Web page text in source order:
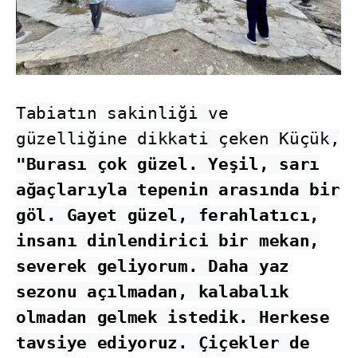
Tabiatın sakinliği ve
güzelliğine dikkati çeken Küçük,
"Burası çok güzel. Yeşil, sarı
ağaçlarıyla tepenin arasında bir
göl. Gayet güzel, ferahlatıcı,
insanı dinlendirici bir mekan,
severek geliyorum. Daha yaz
sezonu açılmadan, kalabalık
olmadan gelmek istedik. Herkese
tavsiye ediyoruz. Çiçekler de